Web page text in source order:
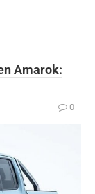
Amarok:
0